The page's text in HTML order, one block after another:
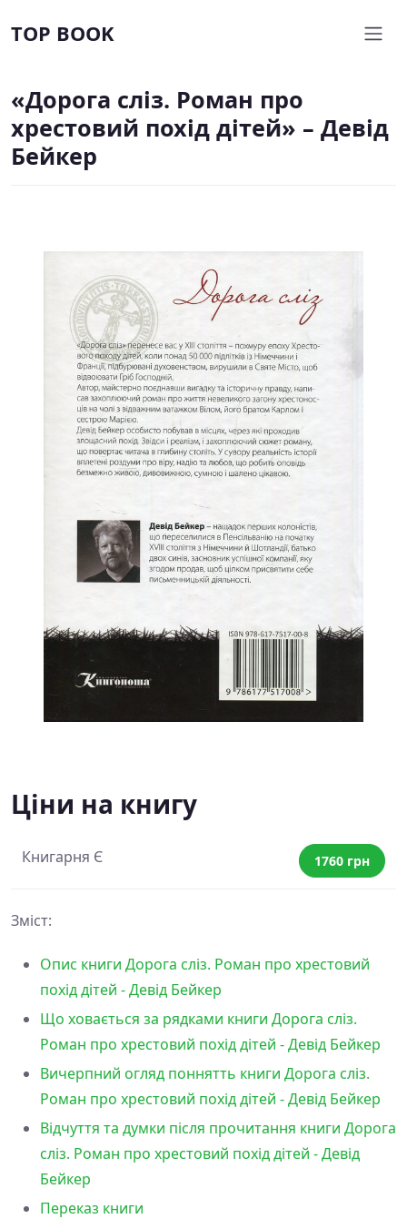
TOP BOOK
«Дорога сліз. Роман про
хрестовий похід дітей» – Девід
Бейкер
Ціни на книгу
Книгарня Є 1760 грн
Зміст:
Опис книги Дорога сліз. Роман про хрестовий
похід дітей - Девід Бейкер
Що ховається за рядками книги Дорога сліз.
Роман про хрестовий похід дітей - Девід Бейкер
Вичерпний огляд поннятть книги Дорога сліз.
Роман про хрестовий похід дітей - Девід Бейкер
Відчуття та думки після прочитання книги Дорога
сліз. Роман про хрестовий похід дітей - Девід
Бейкер
Переказ книги